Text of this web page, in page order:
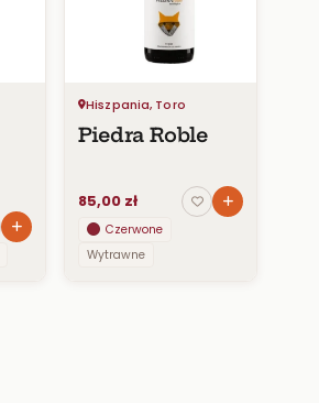
Hiszpania, Toro
Piedra Roble
85,00 zł
Czerwone
Wytrawne